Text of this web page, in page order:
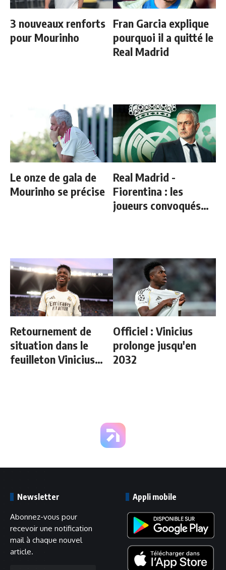
3 nouveaux renforts
pour Mourinho
Fran Garcia explique
pourquoi il a quitté le
Real Madrid
Le onze de gala de
Mourinho se précise
Real Madrid -
Fiorentina : les
joueurs convoqués
Retournement de
situation dans le
feuilleton Vinicius
Officiel : Vinicius
prolonge jusqu'en
2032
Newsletter
Abonnez-vous pour
recevoir une notification
mail à chaque nouvel
article.
Appli mobile